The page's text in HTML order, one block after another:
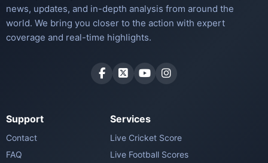
news, updates, and in-depth analysis from around the
world. We bring you closer to the action with expert
coverage and real-time highlights.
Support
Contact
FAQ
Services
Live Cricket Score
Live Football Scores